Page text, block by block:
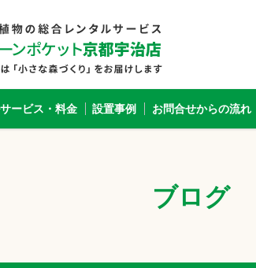
ービス・料金 設置事例 お問合せからの流れ
ブログ